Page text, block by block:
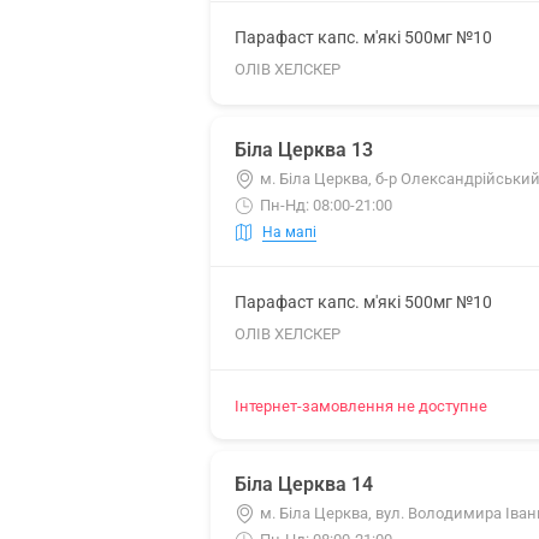
Парафаст капс. м'які 500мг №10
ОЛІВ ХЕЛСКЕР
Біла Церква 13
м. Біла Церква, б-р
Пн-Нд: 08:00-21:00
На мапі
Парафаст капс. м'які 500мг №10
ОЛІВ ХЕЛСКЕР
Інтернет-замовлення не доступне
Біла Церква 14
м. Біла Церква, вул. Володимира